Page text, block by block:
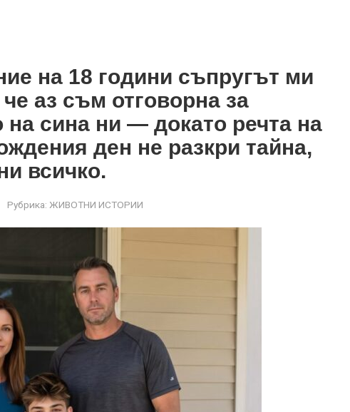
на 18 години съпругът ми
аз съм отговорна за
на сина ни — докато речта на
ден не разкри тайна,
всичко.
Рубрика: ЖИВОТНИ ИСТОРИИ